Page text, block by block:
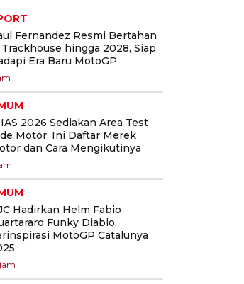
Fernandez Resmi Bertahan
hingga 2028, Siap
Era Baru MotoGP
2026 Sediakan Area Test
Motor, Ini Daftar Merek
dan Cara Mengikutinya
Hadirkan Helm Fabio
Funky Diablo,
MotoGP Catalunya